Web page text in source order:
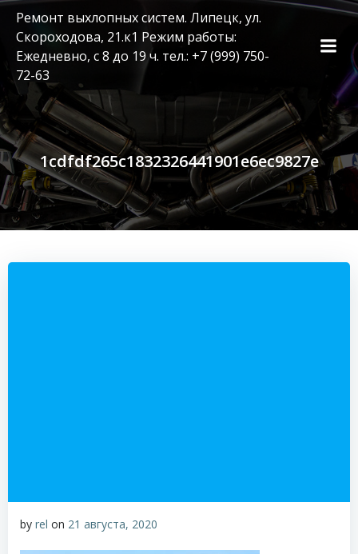
Перейти
к
содержимому
Ремонт выхлопных систем. Липецк, ул.
Скороходова, 21.к1 Режим работы:
Ежедневно, с 8 до 19 ч. тел.: +7 (999) 750-
72-63
1cdfdf265c1832326441901e6ec9827e
by rel on 21 августа, 2020